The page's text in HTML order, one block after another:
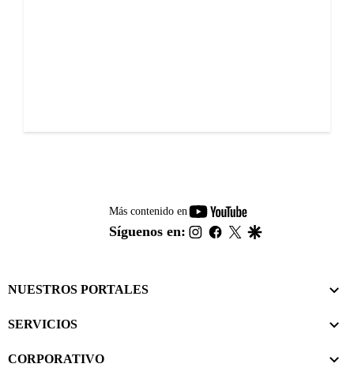
Más contenido en
youtube-
footer
Síguenos en: instagram
facebook
twitter
NUESTROS PORTALES
SERVICIOS
CORPORATIVO